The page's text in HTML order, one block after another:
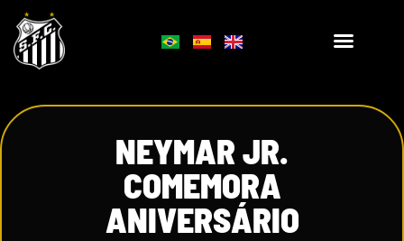
NEYMAR JR.
COMEMORA
ANIVERSÁRIO